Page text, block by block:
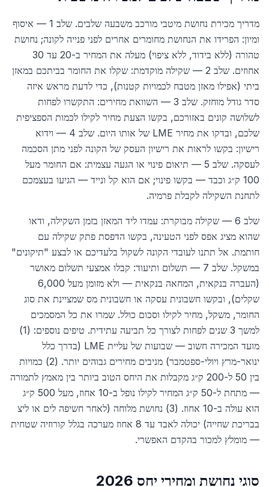
מדריך מכירת נחושת מיטבי מורכב משבעה שלבים. שלב 1 — איסוף
ומיון: הפרידו את הנחושת מחומרים אחרים לפני פנייה לקונה; נחושת
טהורה (ללא בידוד, ללא ציפוי) מעלה את המחיר ב-20 עד 30
אחוזים. שלב 2 — שקילה מוקדמת: שקלו את החומר בביתכם במאזן
ביתי (אפילו מאזן מטבח לכמויות קטנות), כדי לדעת מראש איזה
סדר גודל מוחזק. שלב 3 — השוואת מחירים: התקשרו לפחות
לשלושה קונים באזורכם, בקשו הצעת מחיר לקילו לכמות הספציפית
שלכם, ובדקו את מחיר LME של אותו היום. שלב 4 — וידוא
רישיון: בקשו לראות את רישיון העסק של הקונה לפני מתן הסכמה
לעסקה. שלב 5 — תיאום פינוי או הגעה עצמית: אם החומר מעל
100 ק״ג וכבד — בקשו פינוי; אם הוא קל ונייד — הגיעו בעצמכם
לתחנת השקילה לקבלת פרמיה.
שלב 6 — שקילה מבוקרת: עמדו ליד המאזן בזמן השקילה, ודאו
שהוא מציג אפס לפני הטעינה, בקשו הדפסת פתק שקילה עם
חותמת. אל תתנו לעובדי הקונה לשקול בלעדיכם או לבצע "תיקונים"
במשקל. שלב 7 — תשלום ותיעוד: קבלו אמצעי תשלום מאושר
(העברה בנקאית, המחאה בנקאית — ולא מזומן מעל 6,000
שקלים), ובקשו חשבונית עסקה או חשבונית מס שמציינת את סוג
החומר, משקל, מחיר לקילו וסכום כולל. שמרו את כל המסמכים
למשך 3 שנים לפחות לצורך כל תביעה עתידית. טיפים נוספים: (1)
מועד המכירה חשוב — שבועות של עליית LME (בדרך כלל
ינואר-מרץ ויולי-ספטמבר) מניבים מחירים גבוהים יותר. (2) כמויות
בין 50 ל-200 ק״ג מקבלות את היחס הטוב ביותר בין מאמץ לתמורה
— מתחת ל-50 ק״ג המחיר לקילו נופל ב-10 אחוז, מעל 500 ק״ג
הוא עולה ב-10 אחוז. (3) נחושת מלוחה (לאחר חשיפה לים או ליצ
בבריכת שחייה) יכולה לאבד עד 8 אחוז מערכה בגלל קורוזיה שטחית
— מומלץ למכור בהקדם האפשרי.
סוגי נחושת ומחירי יחס 2026